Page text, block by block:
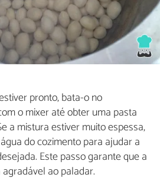
pronto, bata-o no
o mixer até obter uma pasta
a mistura estiver muito espessa,
do cozimento para ajudar a
Este passo garante que a
ao paladar.